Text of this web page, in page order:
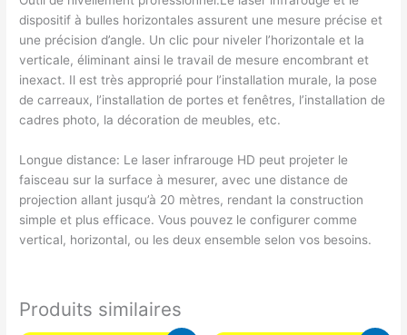
dispositif à bulles horizontales assurent une mesure précise et
une précision d’angle. Un clic pour niveler l’horizontale et la
verticale, éliminant ainsi le travail de mesure encombrant et
inexact. Il est très approprié pour l’installation murale, la pose
de carreaux, l’installation de portes et fenêtres, l’installation de
cadres photo, la décoration de meubles, etc.
Longue distance: Le laser infrarouge HD peut projeter le
faisceau sur la surface à mesurer, avec une distance de
projection allant jusqu’à 20 mètres, rendant la construction
simple et plus efficace. Vous pouvez le configurer comme
vertical, horizontal, ou les deux ensemble selon vos besoins.
Produits similaires